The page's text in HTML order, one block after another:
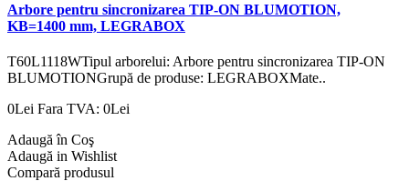
Arbore pentru sincronizarea TIP-ON BLUMOTION,
KB=1400 mm, LEGRABOX
T60L1118WTipul arborelui: Arbore pentru sincronizarea TIP-ON
BLUMOTIONGrupă de produse: LEGRABOXMate..
0Lei Fara TVA: 0Lei
Adaugă în Coş
Adaugă in Wishlist
Compară produsul